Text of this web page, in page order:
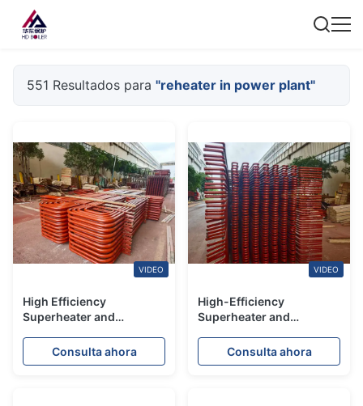
551 Resultados para "reheater in power plant"
VIDEO
High Efficiency
Superheater and
PlantsConsulta ahora
VIDEO
High-Efficiency
Superheater and
StationsConsulta ahora